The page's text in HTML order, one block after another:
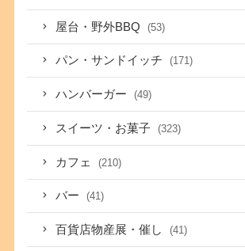
屋台・野外BBQ (53)
パン・サンドイッチ (171)
ハンバーガー (49)
スイーツ・お菓子 (323)
カフェ (210)
バー (41)
百貨店物産展・催し (41)